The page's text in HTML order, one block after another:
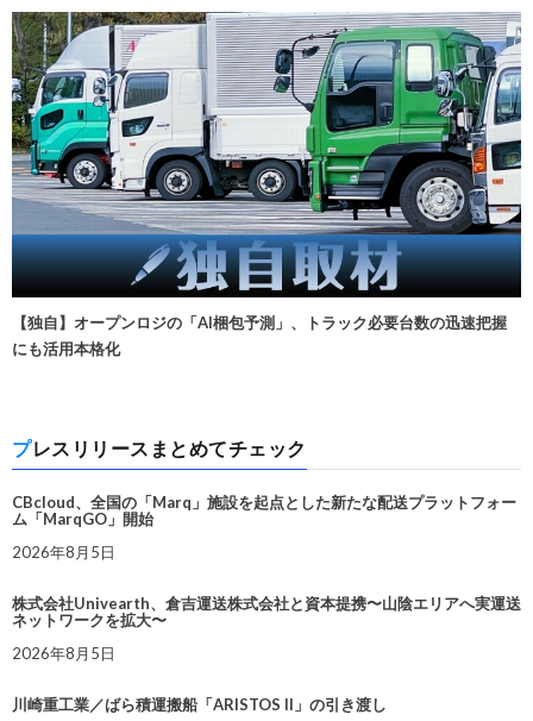
【独自】オープンロジの「AI梱包予測」、トラック必要台数の迅速把握
にも活用本格化
プレスリリースまとめてチェック
CBcloud、全国の「Marq」施設を起点とした新たな配送プラットフォー
ム「MarqGO」開始
2026年8月5日
株式会社Univearth、倉吉運送株式会社と資本提携〜山陰エリアへ実運送
ネットワークを拡大〜
2026年8月5日
川崎重工業／ばら積運搬船「ARISTOS II」の引き渡し